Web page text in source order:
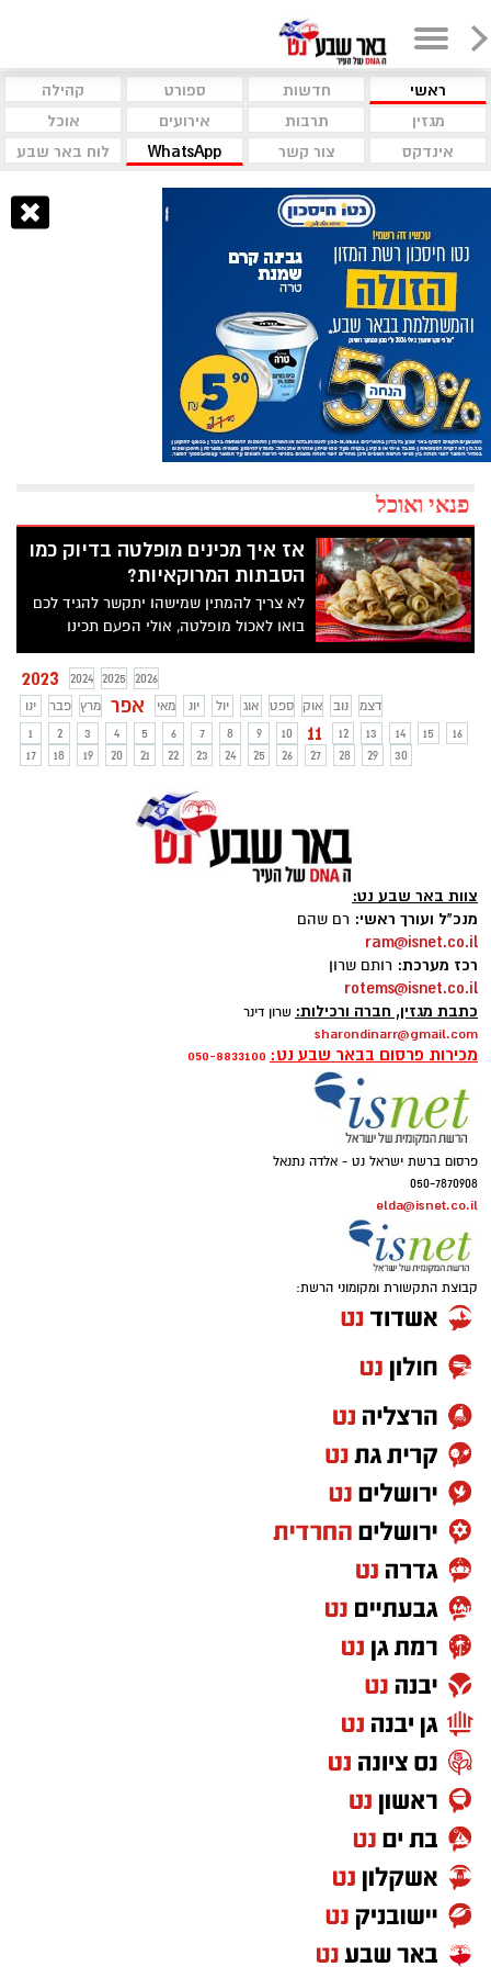
ראשי חדשות ספורט
קהילה
מגזין
תרבות אירועים
אוכל
אינדקס
צור קשר WhatsApp לוח באר שבע
פנאי ואוכל
אז איך מכינים מופלטה בדיוק כמו
הסבתות המרוקאיות?
לא צריך להמתין שמישהו יתקשר להגיד לכם
בואו לאכול מופלטה, אולי הפעם תכינו
בעצמכם? קבלו מתכון של הסבתות מפעם וגם
סרטון של שף גיא פרץ, מומחה מספר אחד
בישראל לבישול המרוקאי
2023 2024 2025
2026
ינו
פבר מרץ אפר מאי יונ יול אוג ספט אוק נוב
דצמ
1
2 3 4 5 6 7 8 9 10 11 12 13 14 15
16
17
18 19 20 21 22 23 24 25 26 27 28 29 30
צוות באר שבע נט:
מנכ"ל ועורך ראשי: רם שהם
ram@isnet.co.il
רכז מערכת: רותם שרון
rotems@isnet.co.il
כתבת מגזין, חברה ורכילות: שרון דינר
sharondinarr@gmail.com
מכירות פרסום בבאר שבע נט: 050-8833100
פרסום ברשת ישראל נט - אלדה נתנאל
050-7870908
elda@isnet.co.il
קבוצת התקשורת ומקומוני הרשת: